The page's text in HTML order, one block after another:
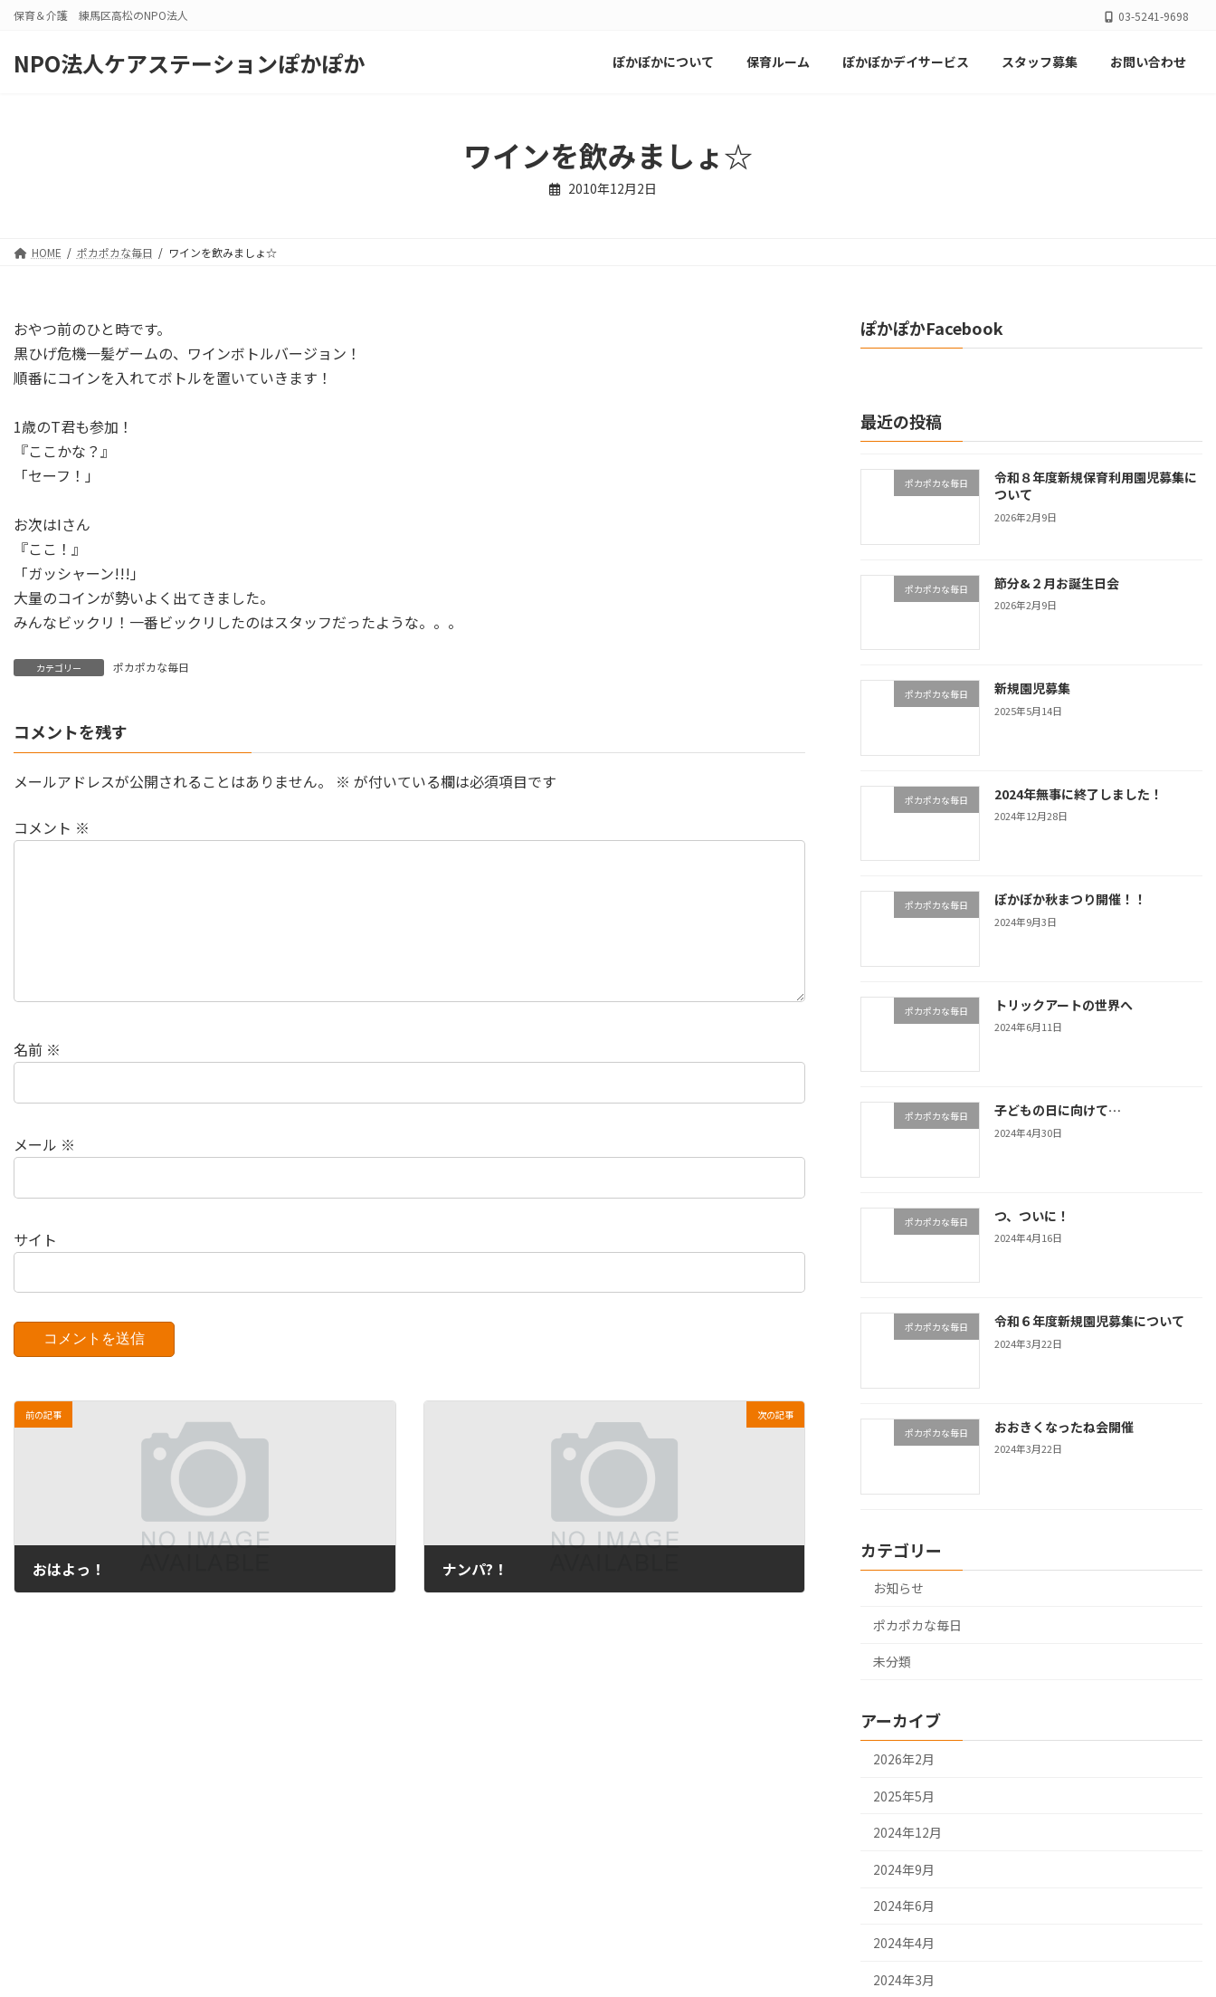
保育＆介護 練馬区高松のNPO法人 03-5241-9698
NPO法人ケアステーションぽかぽか ぽかぽかについて 保育ルーム ぽかぽかデイサービス スタッフ募集 お問い合わせ
ワインを飲みましょ☆
2010年12月2日
HOME ポカポカな毎日 ワインを飲みましょ☆
おやつ前のひと時です。
黒ひげ危機一髪ゲームの、ワインボトルバージョン！
順番にコインを入れてボトルを置いていきます！
1歳のT君も参加！
『ここかな？』
「セーフ！」
お次はIさん
『ここ！』
「ガッシャーン!!!」
大量のコインが勢いよく出てきました。
みんなビックリ！一番ビックリしたのはスタッフだったような。。。
カテゴリー ポカポカな毎日
コメントを残す
メールアドレスが公開されることはありません。 ※ が付いている欄は必須項目です
コメント ※
名前 ※
メール ※
サイト
前の記事
おはよっ！
次の記事
ナンパ?！
ぽかぽかFacebook
最近の投稿
ポカポカな毎日
令和８年度新規保育利用園児募集に
ついて
2026年2月9日
ポカポカな毎日 節分&２月お誕生日会
2026年2月9日
ポカポカな毎日 新規園児募集
2025年5月14日
ポカポカな毎日 2024年無事に終了しました！
2024年12月28日
ポカポカな毎日 ぽかぽか秋まつり開催！！
2024年9月3日
ポカポカな毎日 トリックアートの世界へ
2024年6月11日
ポカポカな毎日 子どもの日に向けて…
2024年4月30日
ポカポカな毎日 つ、ついに！
2024年4月16日
ポカポカな毎日 令和６年度新規園児募集について
2024年3月22日
ポカポカな毎日 おおきくなったね会開催
2024年3月22日
カテゴリー
お知らせ
ポカポカな毎日
未分類
アーカイブ
2026年2月
2025年5月
2024年12月
2024年9月
2024年6月
2024年4月
2024年3月